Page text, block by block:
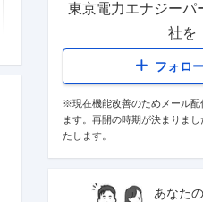
東京電力エナジーパ
社を
フォロ
※現在機能改善のためメール配
ます。再開の時期が決まりま
たします。
あなた